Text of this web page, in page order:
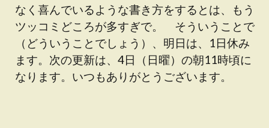
なく喜んでいるような書き方をするとは、もう
ツッコミどころが多すぎで。 そういうことで
（どういうことでしょう）、明日は、1日休み
ます。次の更新は、4日（日曜）の朝11時頃に
なります。いつもありがとうございます。